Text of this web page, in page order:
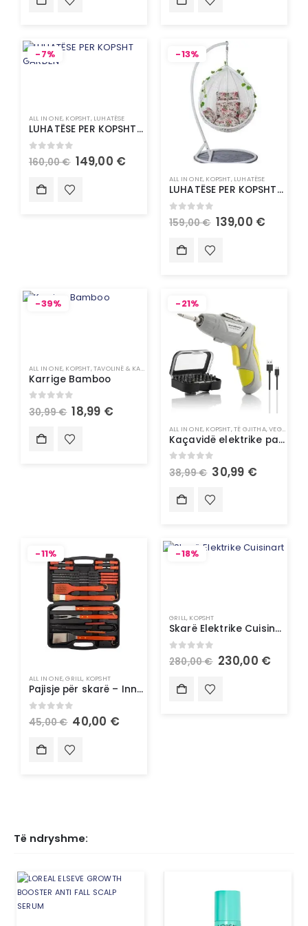
-7%
ALL IN ONE, KOPSHT, LUHATËSE
LUHATËSE PER KOPSHT GARDEN
out of 5
160,00€ 149,00 €
-13%
ALL IN ONE, KOPSHT, LUHATËSE
LUHATËSE PER KOPSHT GARDEN
out of 5
159,00€ 139,00 €
-39%
ALL IN ONE, KOPSHT,TAVOLINË & KARRIGE
Karrige Bamboo
out of 5
30,99€ 18,99 €
-21%
ALL IN ONE, KOPSHT,TË GJITHA,VEGLA PUNE
Kaçavidë elektrike pa kallbo me shumë pozicione me aksesorë – InnovaGoods
out of 5
38,99€ 30,99 €
-11%
ALL IN ONE,GRILL, KOPSHT
Pajisje për skarë – InnovaGoods
0 out of 5
45,00€ 40,00 €
-18%
GRILL, KOPSHT
Skarë Elektrike Cuisinart
0 out of 5
280,00€ 230,00 €
Të ndryshme: